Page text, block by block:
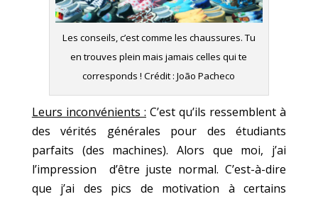
Les conseils, c’est comme les chaussures. Tu
en trouves plein mais jamais celles qui te
corresponds ! Crédit : João Pacheco
Leurs inconvénients : C’est qu’ils ressemblent à
des vérités générales pour des étudiants
parfaits (des machines). Alors que moi, j’ai
l’impression d’être juste normal. C’est-à-dire
que j’ai des pics de motivation à certains